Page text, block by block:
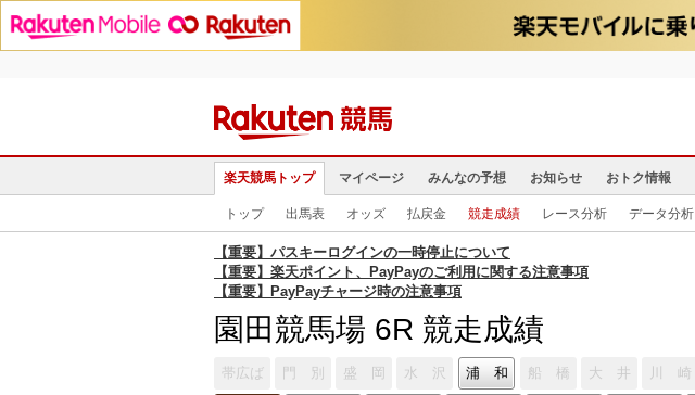
楽天競馬トップ マイページ みんなの予想 お知らせ おトク情報
トップ 出馬表 オッズ 払戻金 競走成績 レース分析 データ分析
【重要】パスキーログインの一時停止について
【重要】楽天ポイント、PayPayのご利用に関する注意事項
【重要】PayPayチャージ時の注意事項
園田競馬場 6R 競走成績
帯広ば 門 別 盛 岡 水 沢 浦 和 船 橋 大 井 川 崎